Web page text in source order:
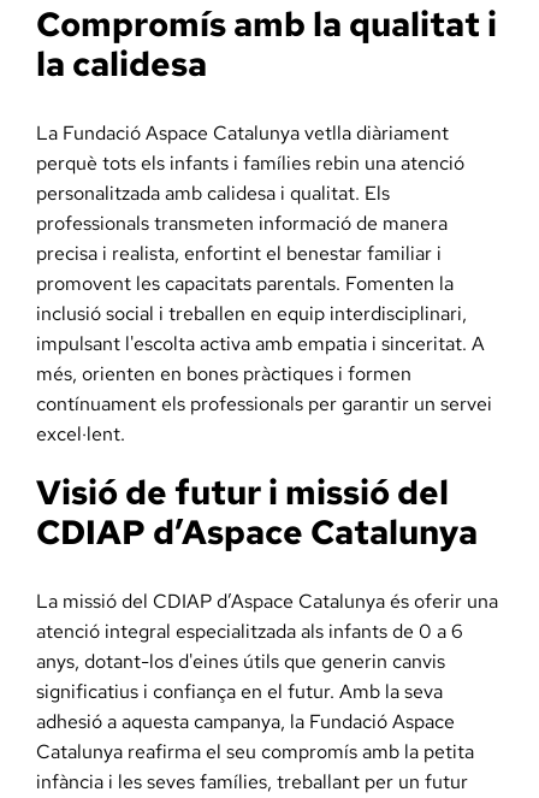
Compromís amb la qualitat i
la calidesa
La Fundació Aspace Catalunya vetlla diàriament
perquè tots els infants i famílies rebin una atenció
personalitzada amb calidesa i qualitat. Els
professionals transmeten informació de manera
precisa i realista, enfortint el benestar familiar i
promovent les capacitats parentals. Fomenten la
inclusió social i treballen en equip interdisciplinari,
impulsant l'escolta activa amb empatia i sinceritat. A
més, orienten en bones pràctiques i formen
contínuament els professionals per garantir un servei
excel·lent.
Visió de futur i missió del
CDIAP d’Aspace Catalunya
La missió del CDIAP d’Aspace Catalunya és oferir una
atenció integral especialitzada als infants de 0 a 6
anys, dotant-los d'eines útils que generin canvis
significatius i confiança en el futur. Amb la seva
adhesió a aquesta campanya, la Fundació Aspace
Catalunya reafirma el seu compromís amb la petita
infància i les seves famílies, treballant per un futur